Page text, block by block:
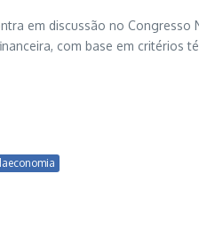
em discussão no
com base em critérios